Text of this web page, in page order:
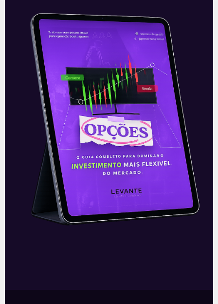
Recomendado para
você
Ouvindo o que o Copom não
disse
A reunião do Comitê de Política Monetária
(Copom) encerrada na quarta-feira (5)
confirmou as expectativas quase
unânimes dos investidores e reduziu a taxa
Selic em
READ MORE »